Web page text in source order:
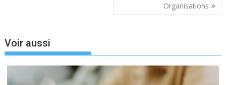
Organisations
Voir aussi